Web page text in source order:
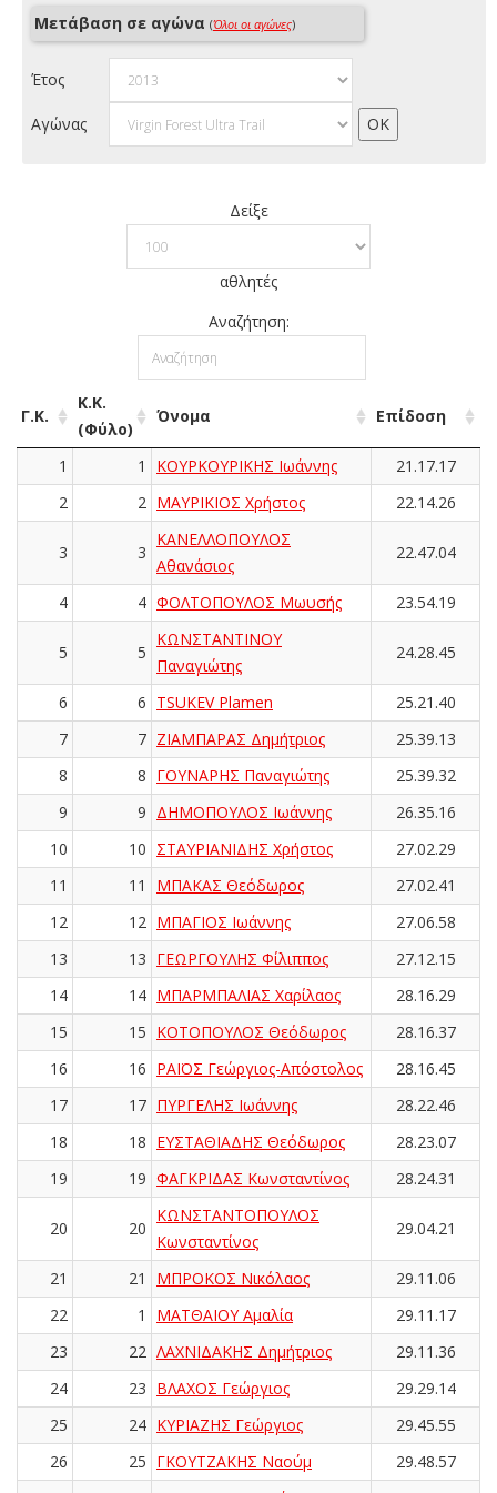
Μετάβαση σε αγώνα (Όλοι οι αγώνες)
Έτος
Αγώνας
Δείξε
αθλητές
Αναζήτηση:
Γ.Κ.
Κ.Κ.
(Φύλο)
Όνομα Επίδοση
1 1 ΚΟΥΡΚΟΥΡΙΚΗΣ Ιωάννης
21.17.17
2
2 ΜΑΥΡΙΚΙΟΣ Χρήστος 22.14.26
3 3
ΚΑΝΕΛΛΟΠΟΥΛΟΣ
Αθανάσιος
22.47.04
4 4 ΦΟΛΤΟΠΟΥΛΟΣ Μωυσής 23.54.19
5 5
ΚΩΝΣΤΑΝΤΙΝΟΥ
Παναγιώτης
24.28.45
6 6 TSUKEV Plamen
25.21.40
7
7 ΖΙΑΜΠΑΡΑΣ Δημήτριος
25.39.13
8
8 ΓΟΥΝΑΡΗΣ Παναγιώτης
25.39.32
9
9 ΔΗΜΟΠΟΥΛΟΣ Ιωάννης
26.35.16
10
10 ΣΤΑΥΡΙΑΝΙΔΗΣ Χρήστος
27.02.29
11
11 ΜΠΑΚΑΣ Θεόδωρος
27.02.41
12
12 ΜΠΑΓΙΟΣ Ιωάννης
27.06.58
13
13 ΓΕΩΡΓΟΥΛΗΣ Φίλιππος
27.12.15
14
14 ΜΠΑΡΜΠΑΛΙΑΣ Χαρίλαος
28.16.29
15
15 ΚΟΤΟΠΟΥΛΟΣ Θεόδωρος
28.16.37
16
16 ΡΑΪΟΣ Γεώργιος-Απόστολος
28.16.45
17
17 ΠΥΡΓΕΛΗΣ Ιωάννης
28.22.46
18
18 ΕΥΣΤΑΘΙΑΔΗΣ Θεόδωρος
28.23.07
19
19 ΦΑΓΚΡΙΔΑΣ Κωνσταντίνος 28.24.31
20 20
ΚΩΝΣΤΑΝΤΟΠΟΥΛΟΣ
Κωνσταντίνος
29.04.21
21 21 ΜΠΡΟΚΟΣ Νικόλαος
29.11.06
22
1 ΜΑΤΘΑΙΟΥ Αμαλία
29.11.17
23
22 ΛΑΧΝΙΔΑΚΗΣ Δημήτριος
29.11.36
24
23 ΒΛΑΧΟΣ Γεώργιος
29.29.14
25
24 ΚΥΡΙΑΖΗΣ Γεώργιος
29.45.55
26
25 ΓΚΟΥΤΖΑΚΗΣ Ναούμ
29.48.57